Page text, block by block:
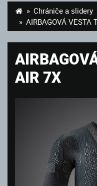
Chrániče a slidery
AIRBAGOVÁ VESTA
AIR 7X